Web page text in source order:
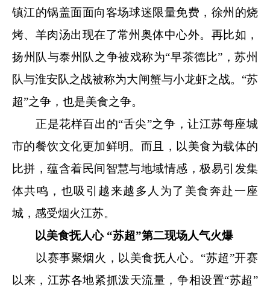
镇江的锅盖面面向客场球迷限量免费，徐州的烧
烤、羊肉汤出现在了常州奥体中心外。再比如，
扬州队与泰州队之争被戏称为“早茶德比”，苏州
队与淮安队之战被称为大闸蟹与小龙虾之战。“苏
超”之争，也是美食之争。
正是花样百出的“舌尖”之争，让江苏每座城
市的餐饮文化更加鲜明。而且，以美食为载体的
比拼，蕴含着民间智慧与地域情感，极易引发集
体共鸣，也吸引越来越多人为了美食奔赴一座
城，感受烟火江苏。
以美食抚人心 “苏超”第二现场人气火爆
以赛事聚烟火，以美食抚人心。“苏超”开赛
以来，江苏各地紧抓泼天流量，争相设置“苏超”